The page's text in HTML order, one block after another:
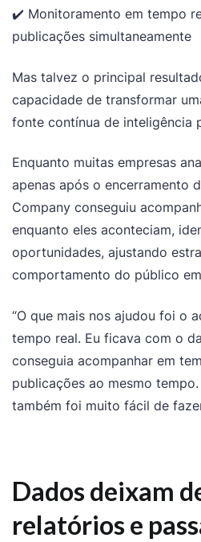
✔️ Monitoramento em tempo
publicações simultaneamente
Mas talvez o principal
capacidade de transformar
fonte contínua de inteligência
Enquanto muitas empresas
apenas após o encerramento
Company conseguiu
enquanto eles aconteciam,
oportunidades, ajustando
comportamento do público
“O que mais nos ajudou foi o
tempo real. Eu ficava com o
conseguia acompanhar em
publicações ao mesmo
também foi muito fácil de
Dados deixam
relatórios e